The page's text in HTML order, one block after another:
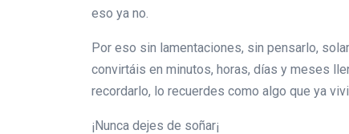
eso ya no.
Por eso sin lamentaciones, sin pensarlo,
convirtáis en minutos, horas, días y meses
recordarlo, lo recuerdes como algo que ya
¡Nunca dejes de soñar¡